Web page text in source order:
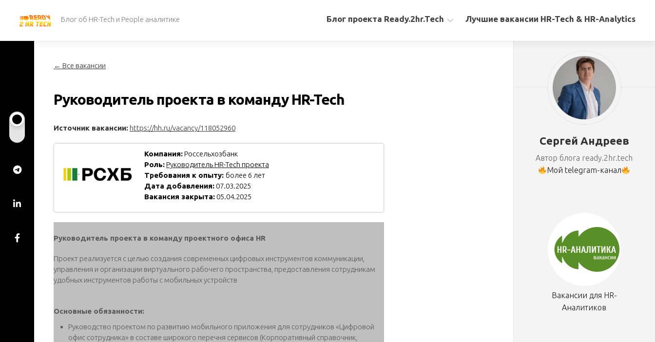
содержанию
Блог об HR-Tech и People аналитике Блог проекта Ready.2hr.Tech
Авторские
Лучшие вакансии HR-Tech & HR-Analytics
← Все вакансии
Руководитель проекта в команду HR-Tech
Источник вакансии: https://hh.ru/vacancy/118052960
Компания:Россельхозбанк
Роль:Руководитель HR-Tech проекта
Требования к опыту: более 6 лет
Дата добавления: 07.03.2025
Вакансия закрыта: 05.04.2025
Руководитель проекта в команду проектного офиса HR
Проект реализуется с целью создания современных цифровых инструментов коммуникации,
управления и организации виртуального рабочего пространства, предоставления сотрудникам
удобных инструментов работы с мобильных устройств
Основные обязанности:
Руководство проектом по развитию мобильного приложения для сотрудников «Цифровой
офис сотрудника» в составе широкого перечня сервисов (Корпоративный справочник,
Сергей Андреев
Автор блога ready.2hr.tech
Мой telegram-канал
Вакансии для HR-
Аналитиков